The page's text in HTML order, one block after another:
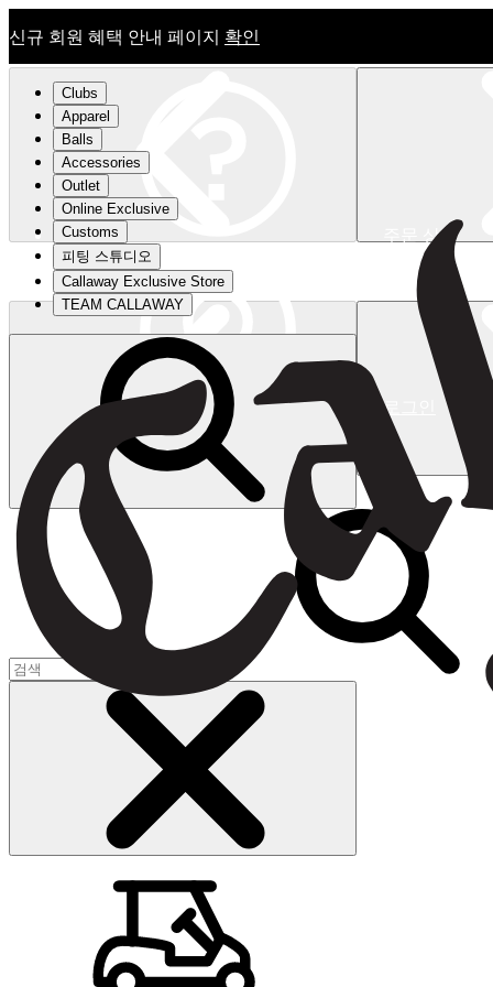
신규 회원 혜택 안내 페이지 확인
신규 회원 혜택 안내 페이지확인
주문 상태
로그인
장바구니
Clubs
Apparel
Balls
Accessories
Outlet
Online Exclusive
Customs
피팅 스튜디오
Callaway Exclusive Store
TEAM CALLAWAY